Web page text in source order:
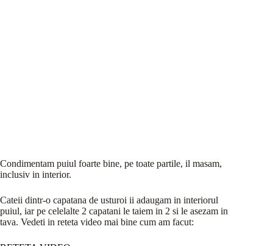
Condimentam puiul foarte bine, pe toate partile, il masam,
inclusiv in interior.
Cateii dintr-o capatana de usturoi ii adaugam in interiorul
puiul, iar pe celelalte 2 capatani le taiem in 2 si le asezam in
tava. Vedeti in reteta video mai bine cum am facut: